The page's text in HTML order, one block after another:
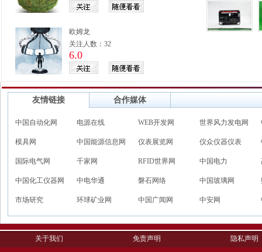
欧姆龙
关注人数：32
6.0
友情链接 合作媒体
中国自动化网 电源在线 WEB开发网 世界风力发电网
模具网 中国能源信息网 仪表展览网 仪众仪器仪表
国际电气网 千家网 RFID世界网 中国电力
中国化工仪器网 中电华通 磐石网络 中国玻璃网
市场研究 环球矿业网 中国广闻网 中安网
关于我们 免责声明 隐私声明